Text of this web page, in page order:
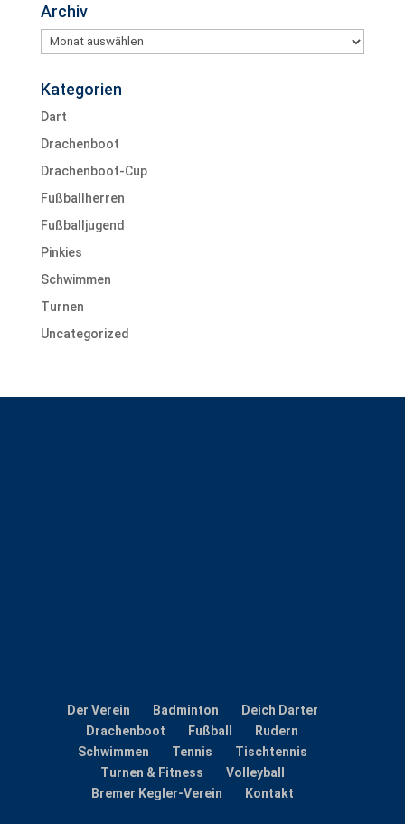
Archiv
Archiv
Kategorien
Dart
Drachenboot
Drachenboot-Cup
Fußballherren
Fußballjugend
Pinkies
Schwimmen
Turnen
Uncategorized
Der Verein Badminton
Deich Darter
Drachenboot
Fußball
Rudern
Schwimmen
Tennis
Tischtennis
Turnen & Fitness
Volleyball
Bremer Kegler-Verein
Kontakt